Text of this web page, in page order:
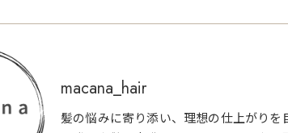
macana_hair
髪の悩みに寄り添い、理想の仕上がり